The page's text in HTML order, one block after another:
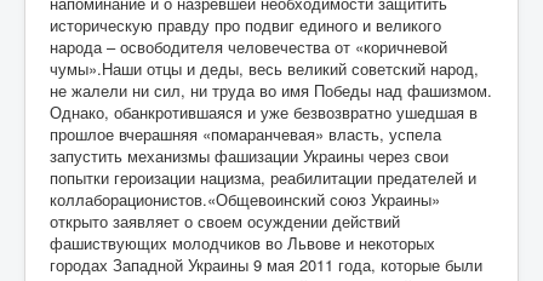
историческую правду про подвиг единого и великого
народа – освободителя человечества от «коричневой
чумы».Наши отцы и деды, весь великий советский народ,
не жалели ни сил, ни труда во имя Победы над фашизмом.
Однако, обанкротившаяся и уже безвозвратно ушедшая в
прошлое вчерашняя «помаранчевая» власть, успела
запустить механизмы фашизации Украины через свои
попытки героизации нацизма, реабилитации предателей и
коллаборационистов.«Общевоинский союз Украины»
открыто заявляет о своем осуждении действий
фашиствующих молодчиков во Львове и некоторых
городах Западной Украины 9 мая 2011 года, которые были